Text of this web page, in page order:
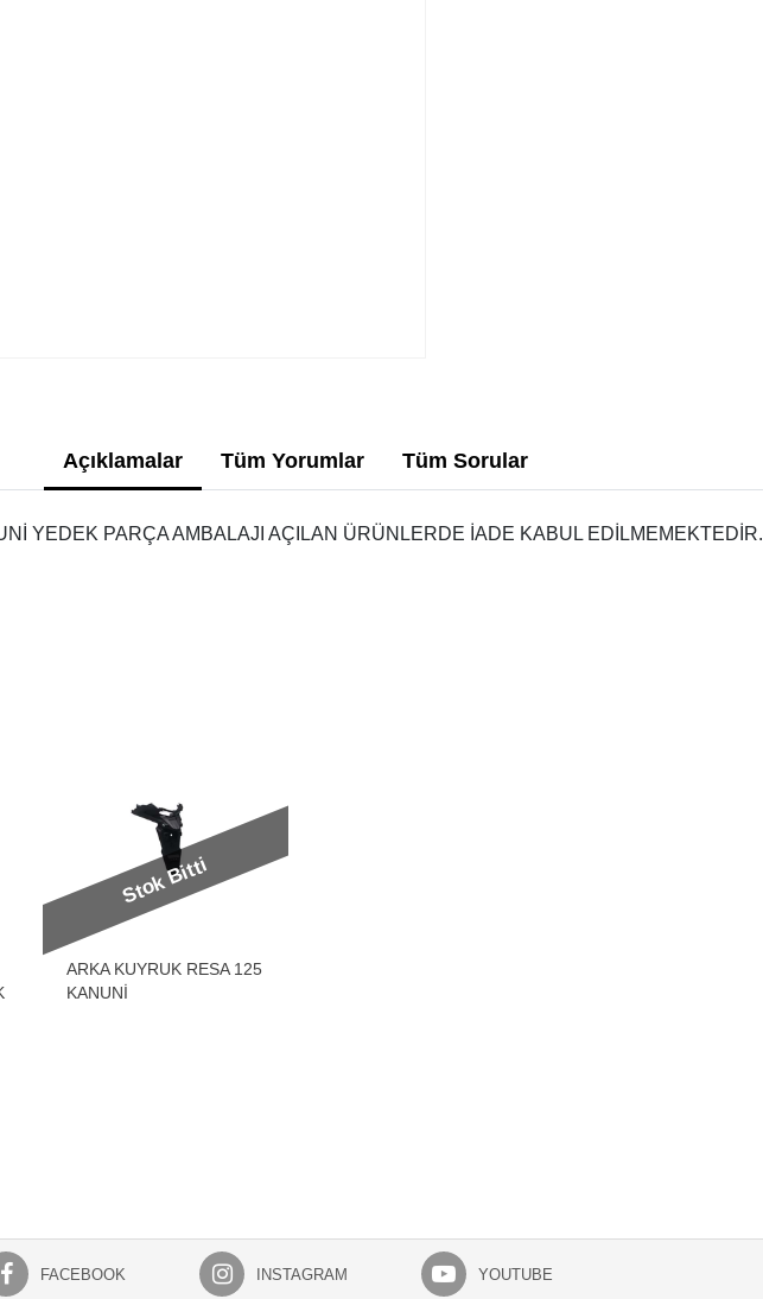
Açıklamalar Tüm Yorumlar Tüm Sorular
YEDEK PARÇA AMBALAJI AÇILAN ÜRÜNLERDE İADE KABUL EDİLMEMEKTEDİR.
Stok Bitti
ARKA KUYRUK RESA 125
KANUNİ
FACEBOOK INSTAGRAM YOUTUBE